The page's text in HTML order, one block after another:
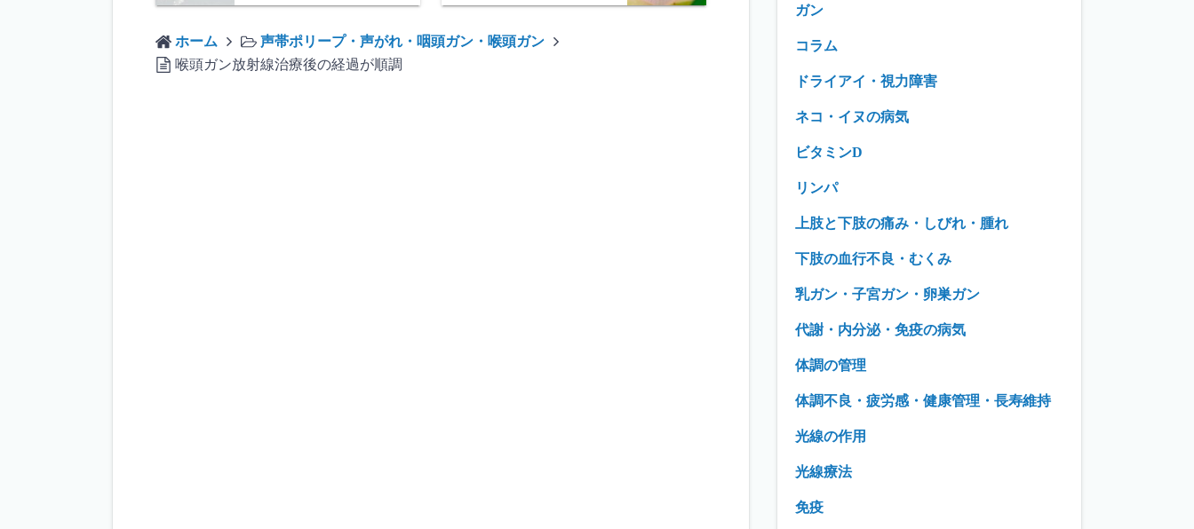
ホーム
声帯ポリープ・声がれ・咽頭ガン・喉頭ガン
喉頭ガン放射線治療後の経過が順調
ガン
コラム
ドライアイ・視力障害
ネコ・イヌの病気
ビタミンD
リンパ
上肢と下肢の痛み・しびれ・腫れ
下肢の血行不良・むくみ
乳ガン・子宮ガン・卵巣ガン
代謝・内分泌・免疫の病気
体調の管理
体調不良・疲労感・健康管理・長寿維持
光線の作用
光線療法
免疫